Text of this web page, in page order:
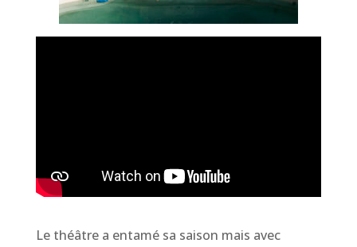
Le théâtre a entamé sa saison mais avec